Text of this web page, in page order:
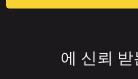
에 신뢰